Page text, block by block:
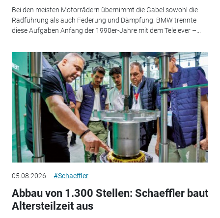
Bei den meisten Motorrädern übernimmt die Gabel sowohl die
Radführung als auch Federung und Dämpfung. BMW trennte
diese Aufgaben Anfang der 1990er-Jahre mit dem Telelever –...
05.08.2026 #Schaeffler
Abbau von 1.300 Stellen: Schaeffler baut
Altersteilzeit aus